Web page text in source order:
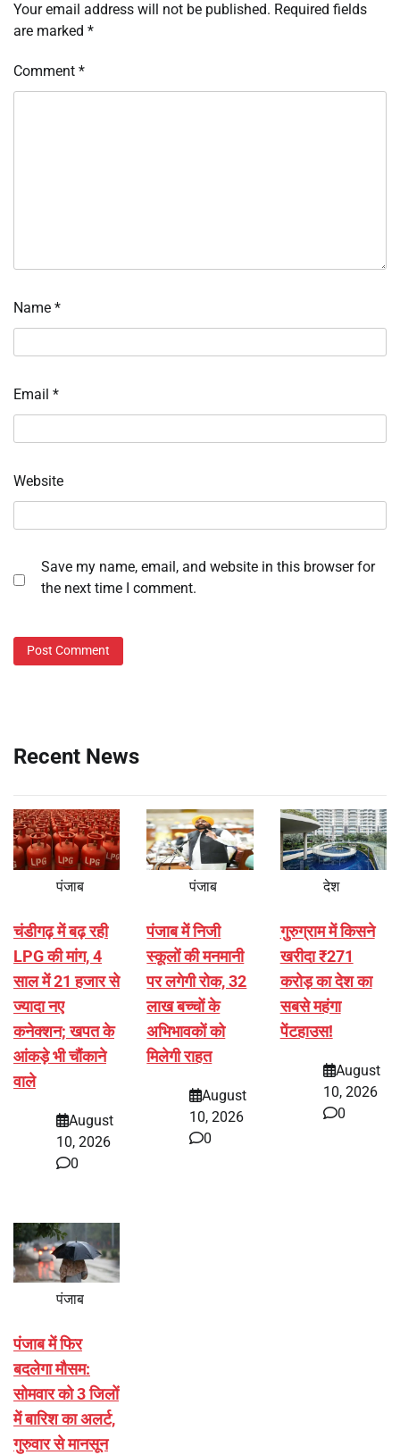
Your email address will not be published. Required fields
are marked *
Comment *
Name *
Email *
Website
Save my name, email, and website in this browser for
the next time I comment.
Recent News
पंजाब
चंडीगढ़ में बढ़ रही
LPG की मांग, 4
साल में 21 हजार से
ज्यादा नए
कनेक्शन; खपत के
आंकड़े भी चौंकाने
वाले
August
10, 2026
0
पंजाब
पंजाब में निजी
स्कूलों की मनमानी
पर लगेगी रोक, 32
लाख बच्चों के
अभिभावकों को
मिलेगी राहत
August
10, 2026
0
देश
गुरुग्राम में किसने
खरीदा ₹271
करोड़ का देश का
सबसे महंगा
पेंटहाउस!
August
10, 2026
0
पंजाब
पंजाब में फिर
बदलेगा मौसम:
सोमवार को 3 जिलों
में बारिश का अलर्ट,
गुरुवार से मानसून